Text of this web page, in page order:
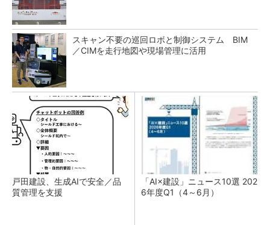
スキャン不要の巡回ロボと制御システム BIM
／CIMを走行地図や現場管理に活用
戸田建設、生成AIで安全／品
質管理を支援
「AI×建設」ニュース10選 202
6年度Q1（4～6月）